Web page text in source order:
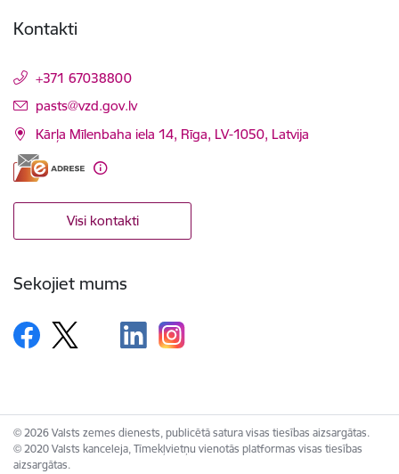
Kontakti
+371 67038800
E-pasts:
pasts@vzd.gov.lv
Kārļa Mīlenbaha iela 14, Rīga, LV-1050, Latvija
Visi kontakti
Sekojiet mums
© 2026 Valsts zemes dienests, publicētā satura visas tiesības aizsargātas.
© 2020 Valsts kanceleja, Tīmekļvietņu vienotās platformas visas tiesības
aizsargātas.